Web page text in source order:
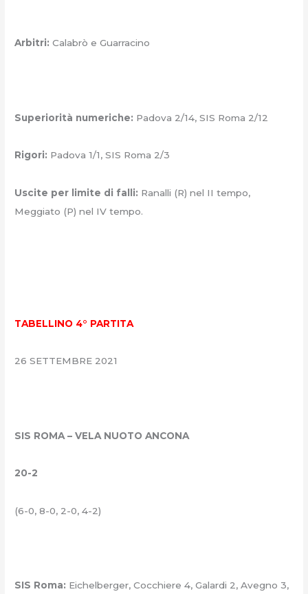
Arbitri: Calabrò e Guarracino
Superiorità numeriche: Padova 2/14, SIS Roma 2/12
Rigori: Padova 1/1, SIS Roma 2/3
Uscite per limite di falli: Ranalli (R) nel II tempo,
Meggiato (P) nel IV tempo.
TABELLINO 4° PARTITA
26 SETTEMBRE 2021
SIS ROMA – VELA NUOTO ANCONA
20-2
(6-0, 8-0, 2-0, 4-2)
SIS Roma: Eichelberger, Cocchiere 4, Galardi 2, Avegno 3,